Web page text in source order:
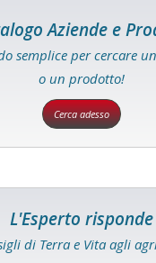
Aziende e
semplice per cercare
o un prodotto!
Cerca adesso
L'Esperto risponde
di Terra e Vita agli